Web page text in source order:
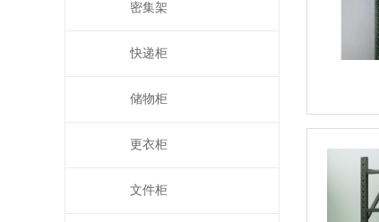
密集架
快递柜
储物柜
更衣柜
文件柜